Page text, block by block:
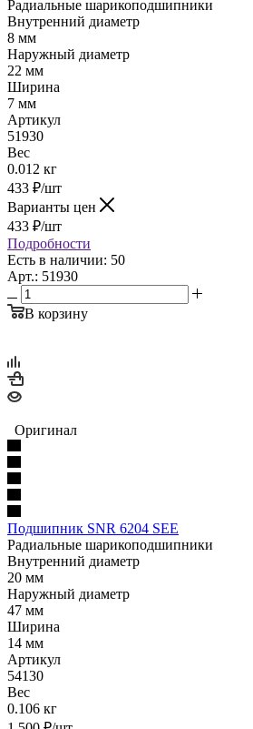
Радиальные шарикоподшипники
Внутренний диаметр
8 мм
Наружный диаметр
22 мм
Ширина
7 мм
Артикул
51930
Вес
0.012 кг
433 ₽/шт
Варианты цен
433 ₽/шт
Подробности
Есть в наличии: 50
Арт.: 51930
В корзину
Оригинал
Подшипник SNR 6204 SEE
Радиальные шарикоподшипники
Внутренний диаметр
20 мм
Наружный диаметр
47 мм
Ширина
14 мм
Артикул
54130
Вес
0.106 кг